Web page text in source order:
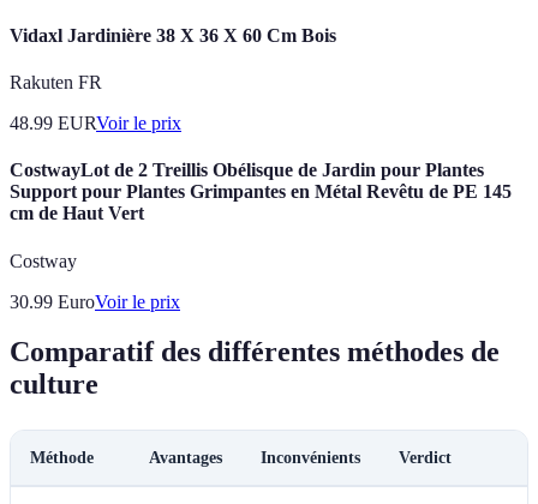
Vidaxl Jardinière 38 X 36 X 60 Cm Bois
Rakuten FR
48.99 EURVoir le prix
CostwayLot de 2 Treillis Obélisque de Jardin pour Plantes
Support pour Plantes Grimpantes en Métal Revêtu de PE 145
cm de Haut Vert
Costway
30.99 EuroVoir le prix
Comparatif des différentes méthodes de
culture
Méthode Avantages Inconvénients Verdict